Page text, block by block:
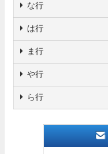
な行
は行
ま行
や行
ら行